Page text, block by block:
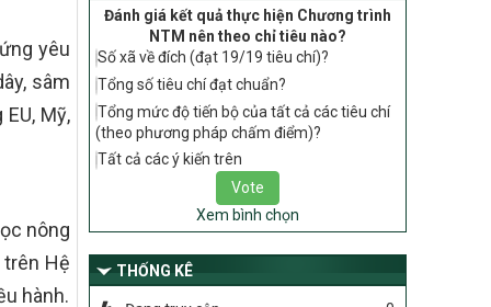
yêu
sâm
Mỹ,
nông
Hệ
hành.
gia về nông thôn mới giai đoạn 2026 –
2030 thuộc phạm vi quản lý nhà nước
của Bộ Nông nghiệp và Môi trường
417/QĐ-BNNMT
Phê duyệt Chương trình mục tiêu quốc
gia xây dựng nông thôn mới, giảm nghèo
bền vững và phát triển kinh tế – xã hội
vùng đồng bào dân tộc thiểu số và miền
núi giai đoạn 2026-2035, giai đoạn I: Từ
năm 2026 đến năm 2030
Nghị quyết số 08/2026/NQ-HĐND
Quy định nguyên tắc, tiêu chí, định mức
phân bổ ngân sách trung ương thực hiện
Đánh giá kết quả thực hiện Chương trình
NTM nên theo chỉ tiêu nào?
Số xã về đích (đạt 19/19 tiêu chí)?
Tổng số tiêu chí đạt chuẩn?
Tổng mức độ tiến bộ của tất cả các tiêu chí
(theo phương pháp chấm điểm)?
Tất cả các ý kiến trên
Xem bình chọn
THỐNG KÊ